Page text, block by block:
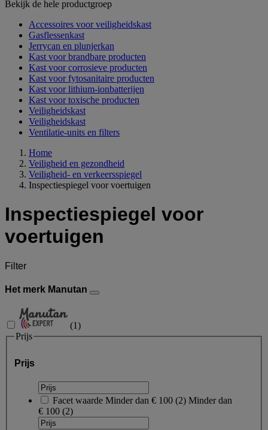
Bekijk de hele productgroep
Accessoires voor veiligheidskast
Gasflessenkast
Jerrycan en plunjerkan
Kast voor brandbare producten
Kast voor corrosieve producten
Kast voor fytosanitaire producten
Kast voor lithium-ionbatterijen
Kast voor toxische producten
Veiligheidskast
Veiligheidskast
Ventilatie-units en filters
Home
Veiligheid en gezondheid
Veiligheid- en verkeersspiegel
Inspectiespiegel voor voertuigen
Inspectiespiegel voor
voertuigen
Filter
Het merk Manutan
(1)
Prijs
Prijs
Facet waarde Minder dan € 100 (2) Minder dan
€ 100 (2)